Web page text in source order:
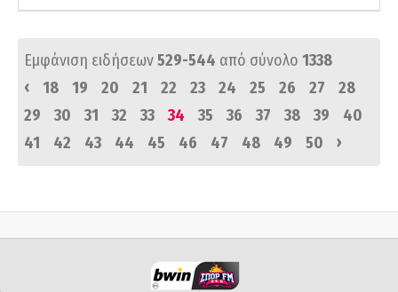
Εμφάνιση ειδήσεων529-544 από σύνολο 1338
‹
18 19 20 21 22 23 24 25 26 27
28
29
30 31 32 33 34 35 36 37 38 39
40
41
42 43 44 45 46 47 48 49 50 ›